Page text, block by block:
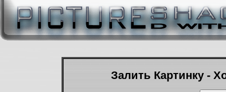
Залить Картинку -